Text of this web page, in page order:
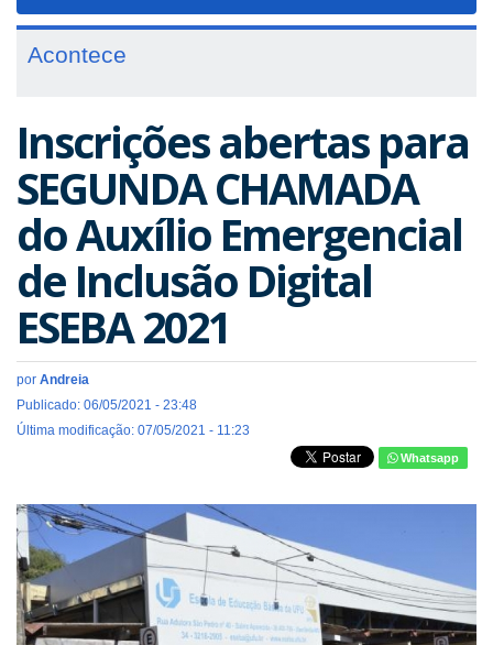
Acontece
Inscrições abertas para
SEGUNDA CHAMADA
do Auxílio Emergencial
de Inclusão Digital
ESEBA 2021
por Andreia
Publicado: 06/05/2021 - 23:48
Última modificação: 07/05/2021 - 11:23
Whatsapp